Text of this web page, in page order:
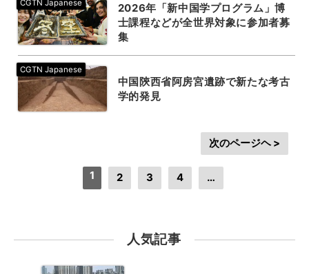
2026年「新中国学プログラム」博
士課程などが全世界対象に参加者募
集
中国陝西省阿房宮遺跡で新たな考古
学的発見
1 2 3 4 …
次のページヘ >
人気記事